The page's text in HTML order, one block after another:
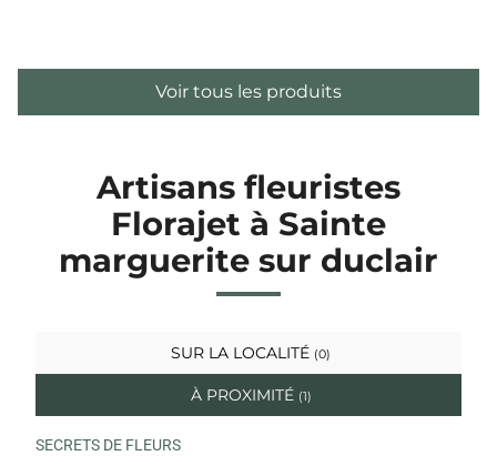
Voir tous les produits
Artisans fleuristes
Florajet à Sainte
marguerite sur duclair
SUR LA LOCALITÉ (0)
À PROXIMITÉ (1)
SECRETS DE FLEURS